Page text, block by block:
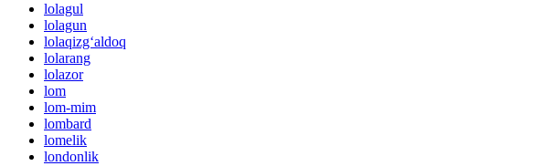
lolagul
lolagun
lolaqizg‘aldoq
lolarang
lolazor
lom
lom-mim
lombard
lomelik
londonlik